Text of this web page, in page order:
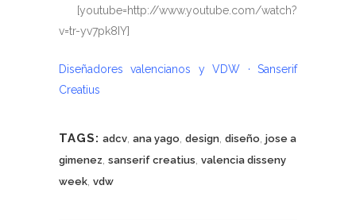
[youtube=http://www.youtube.com/watch?
v=tr-yv7pk8IY]
Diseñadores valencianos y VDW · Sanserif
Creatius
TAGS: adcv ana yago design diseño jose a
gimenez sanserif creatius valencia disseny
week vdw